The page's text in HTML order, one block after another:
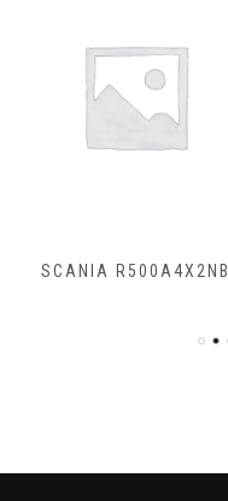
SCANIA R500A4X2NB